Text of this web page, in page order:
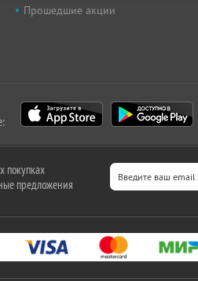
Прошедшие акции
покупках
предложения